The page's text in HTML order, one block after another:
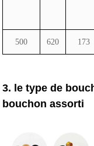
500 620 173
3. le type de
bouchon assorti